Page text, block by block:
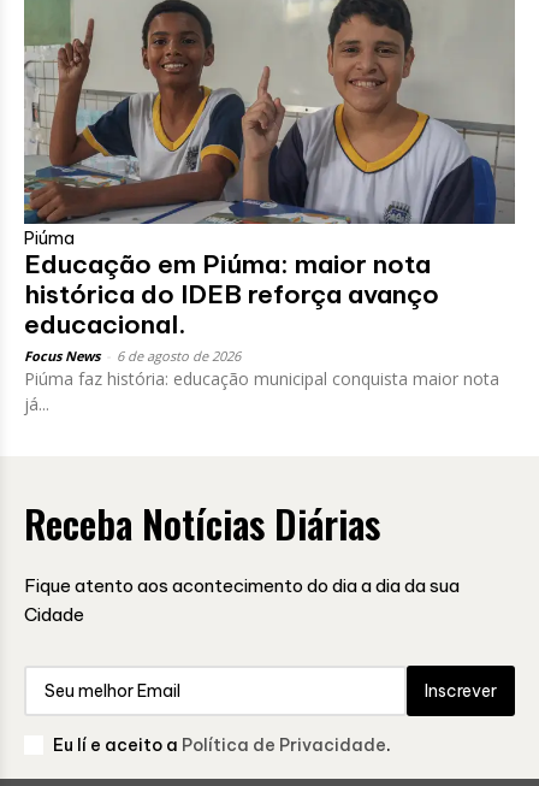
Piúma
Educação em Piúma: maior nota
histórica do IDEB reforça avanço
educacional.
Focus News 6 de agosto de 2026
Piúma faz história: educação municipal conquista maior nota
já...
Receba Notícias Diárias
Fique atento aos acontecimento do dia a dia da sua
Cidade
Inscrever
Eu lí e aceito a Política de Privacidade.